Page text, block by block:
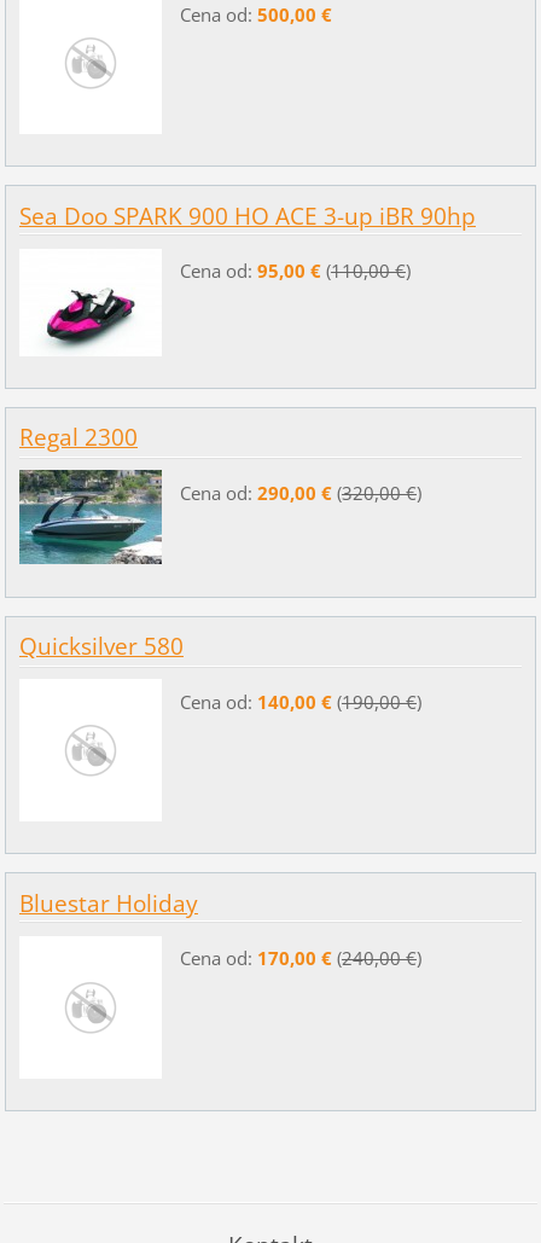
Cena od: 500,00 €
Sea Doo SPARK 900 HO ACE 3-up iBR 90hp
Cena od: 95,00 €(110,00 €)
Regal 2300
Cena od: 290,00 €(320,00 €)
Quicksilver 580
Cena od: 140,00 €(190,00 €)
Bluestar Holiday
Cena od: 170,00 €(240,00 €)